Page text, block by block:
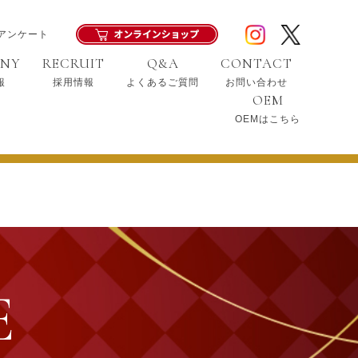
ンケート
RECRUIT
採用情報
Q&A
よくあるご質問
CONTACT
お問い合わせ
OEM
OEMはこちら